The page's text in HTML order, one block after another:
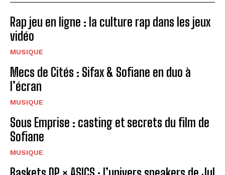
Rap jeu en ligne : la culture rap dans les jeux
vidéo
MUSIQUE
Mecs de Cités : Sifax & Sofiane en duo à
l’écran
MUSIQUE
Sous Emprise : casting et secrets du film de
Sofiane
MUSIQUE